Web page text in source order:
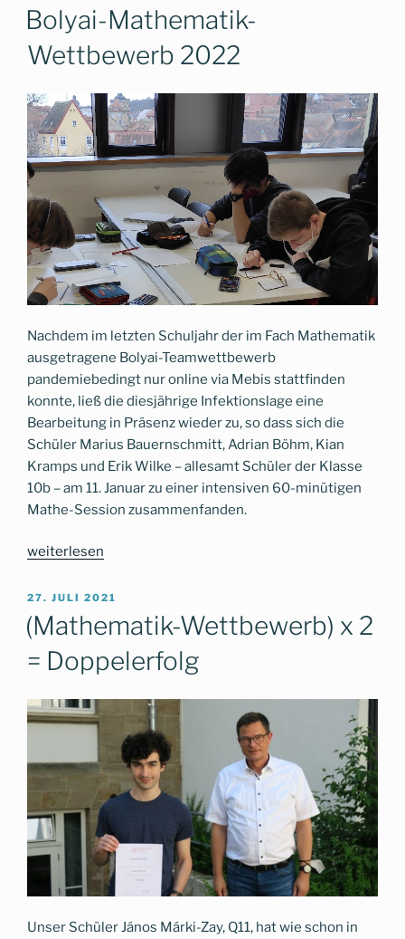
mit
zahlreichen
Erfolgen
Jubiläumsjahr
des
Landeswettbewerb
Mathematik“
AM
Bolyai-Mathematik-
Wettbewerb 2022
Nachdem im letzten Schuljahr der im Fach Mathematik
ausgetragene Bolyai-Teamwettbewerb
pandemiebedingt nur online via Mebis stattfinden
konnte, ließ die diesjährige Infektionslage eine
Bearbeitung in Präsenz wieder zu, so dass sich die
Schüler Marius Bauernschmitt, Adrian Böhm, Kian
Kramps und Erik Wilke – allesamt Schüler der Klasse
10b – am 11. Januar zu einer intensiven 60-minütigen
Mathe-Session zusammenfanden.
„Bolyai-
Wettbewerb
2022“
weiterlesen
VERÖFFENTLICHT
AM
27. JULI 2021
(Mathematik-Wettbewerb) x 2
= Doppelerfolg
Unser Schüler János Márki-Zay, Q11, hat wie schon in